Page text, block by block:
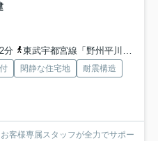
分
東武宇都宮線「野州平川」駅 徒歩26分
閑静な住宅地
耐震構造
客様専属スタッフが全力でサポー